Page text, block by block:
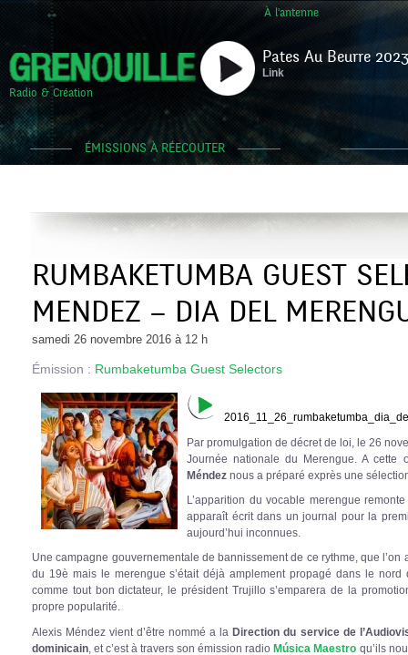
À l'antenne
Radio & Création
Pates Au Beurre
Link
ÉMISSIONS À RÉECOUTER
RUMBAKETUMBA GUEST
MENDEZ – DIA DEL
samedi 26 novembre 2016 à 12 h
Émission : Rumbaketumba Guest Selectors
Par promulgation de décret de loi, le 26
Journée nationale du Merengue. A cette
Méndez nous a préparé exprès une
L’apparition du vocable merengue
apparaît écrit dans un journal pour la
aujourd’hui inconnues.
Une campagne gouvernementale de bannissement de ce rythme, que l’on
du 19è mais le merengue s’était déjà amplement propagé dans le
comme tout bon dictateur, le président Trujillo s’emparera de la
propre popularité.
Alexis Méndez vient d’être nommé a laDirection du service de
dominicain , et c’est à travers son émission radioMúsica Maestro qu’ils